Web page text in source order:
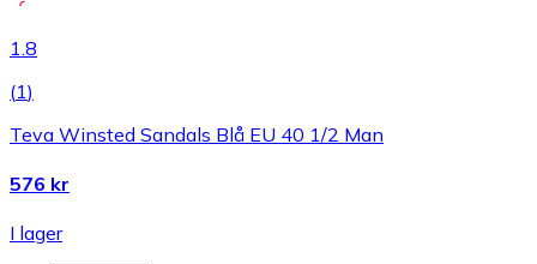
1.8
(1)
Teva Winsted Sandals Blå EU 40 1/2 Man
576 kr
I lager